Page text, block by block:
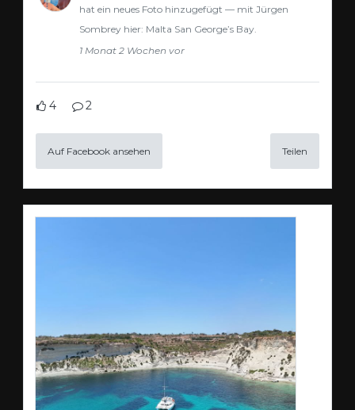
hat ein neues Foto hinzugefügt — mit Jürgen
Sombrey hier: Malta San George’s Bay.
1 Monat 2 Wochen vor
4 2
Auf Facebook ansehen Teilen